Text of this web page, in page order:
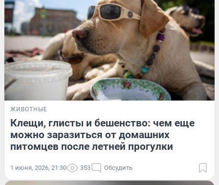
ЖИВОТНЫЕ
Клещи, глисты и бешенство: чем еще
можно заразиться от домашних
питомцев после летней прогулки
1 июня, 2026, 21:30 353 Обсудить